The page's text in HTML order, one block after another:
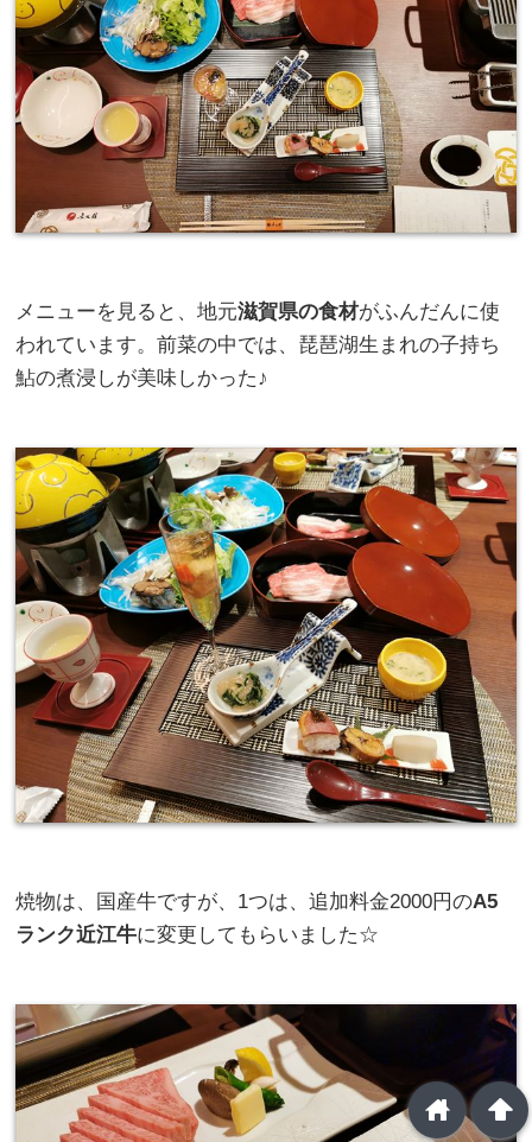
メニューを見ると、地元滋賀県の食材がふんだんに使
われています。前菜の中では、琵琶湖生まれの子持ち
鮎の煮浸しが美味しかった♪
焼物は、国産牛ですが、1つは、追加料金2000円のA5
ランク近江牛に変更してもらいました☆
arrowup
home